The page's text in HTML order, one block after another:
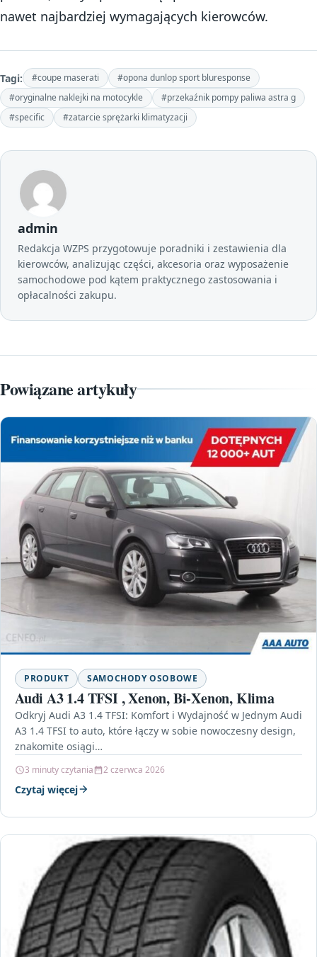
nawet najbardziej wymagających kierowców.
Tagi: #coupe maserati
#opona dunlop sport bluresponse
#oryginalne naklejki na motocykle
#przekaźnik pompy paliwa astra g
#specific
#zatarcie sprężarki klimatyzacji
admin
Redakcja WZPS przygotowuje poradniki i zestawienia dla
kierowców, analizując części, akcesoria oraz wyposażenie
samochodowe pod kątem praktycznego zastosowania i
opłacalności zakupu.
Powiązane artykuły
PRODUKT SAMOCHODY OSOBOWE
Audi A3 1.4 TFSI , Xenon, Bi-Xenon, Klima
Odkryj Audi A3 1.4 TFSI: Komfort i Wydajność w Jednym Audi
A3 1.4 TFSI to auto, które łączy w sobie nowoczesny design,
znakomite osiągi…
3 minuty czytania 2 czerwca 2026
Czytaj więcej